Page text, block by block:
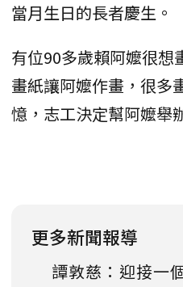
當月生日的長者慶生。
有位90多歲賴阿嬤很想
畫紙讓阿嬤作畫，很多
憶，志工決定幫阿嬤舉
更多新聞報導
譚敦慈：迎接一